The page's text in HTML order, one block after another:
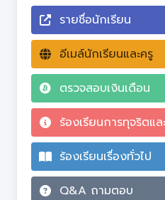
รายชื่อนักเรียน
อีเมล์นักเรียนและครู
ตรวจสอบเงินเดือน
ร้องเรียนการทุจริตแ
ร้องเรียนเรื่องทั่วไป
Q&A ถามตอบ